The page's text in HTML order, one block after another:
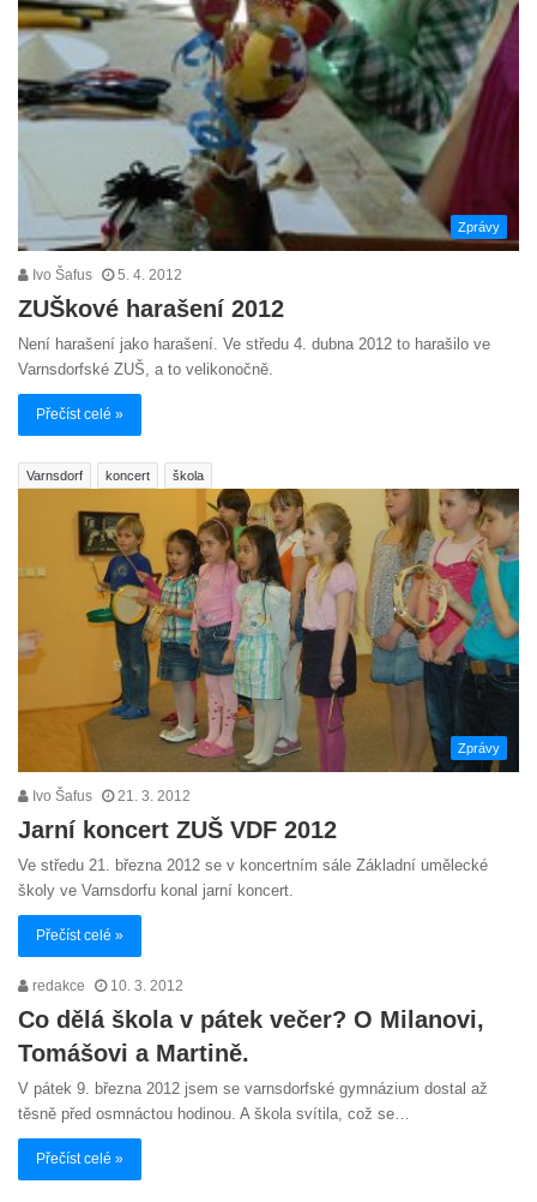
Zprávy
Ivo Šafus 5. 4. 2012
ZUŠkové harašení 2012
Není harašení jako harašení. Ve středu 4. dubna 2012 to harašilo ve
Varnsdorfské ZUŠ, a to velikonočně.
Přečíst celé »
Varnsdorf koncert škola
Zprávy
Ivo Šafus 21. 3. 2012
Jarní koncert ZUŠ VDF 2012
Ve středu 21. března 2012 se v koncertním sále Základní umělecké
školy ve Varnsdorfu konal jarní koncert.
Přečíst celé »
redakce 10. 3. 2012
Co dělá škola v pátek večer? O Milanovi,
Tomášovi a Martině.
V pátek 9. března 2012 jsem se varnsdorfské gymnázium dostal až
těsně před osmnáctou hodinou. A škola svítila, což se…
Přečíst celé »